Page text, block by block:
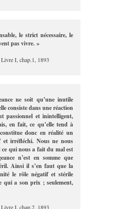
le strict nécessaire, le
pas vivre. »
I, chap.1, 1893
ne soit qu’une inutile
consiste dans une réaction
passionnel et inintelligent,
en fait, ce qu’elle tend à
donc en réalité un
et irréfléchi. Nous ne nous
qui nous a fait du mal est
n’est en somme que
Ainsi il s’en faut que la
le rôle négatif et stérile
qui a son prix ; seulement,
I, chap.2, 1893